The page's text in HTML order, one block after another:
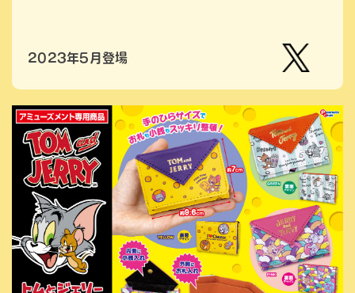
2023年5月登場
ーナッ
ツクラ
ブのプ
ライズ
商品の
Xはこ
ちら